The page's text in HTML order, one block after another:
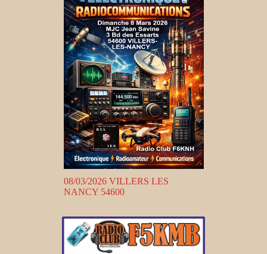
08/03/2026 VILLERS LES
NANCY 54600